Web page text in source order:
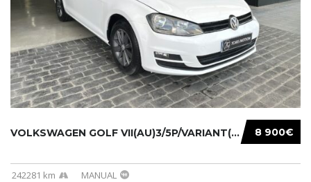
8 900€
VOLKSWAGEN GOLF VII(AU)3/5P/VARIANT(12-16 20...
242281 km MANUAL